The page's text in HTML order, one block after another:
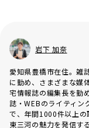
岩下 加奈
愛知県豊橋市在住。雑
に勤め、さまざまな媒
宅情報誌の編集長を勤
誌・WEBのライティン
で、年間1000件以上の
東三河の魅力を発信す